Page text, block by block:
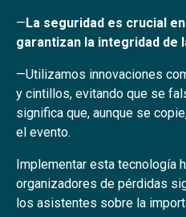
—La seguridad es crucial
garantizan la integridad de
—Utilizamos innovaciones
y cintillos, evitando que se
significa que, aunque se
el evento.
Implementar esta tecnología
organizadores de pérdidas
los asistentes sobre la